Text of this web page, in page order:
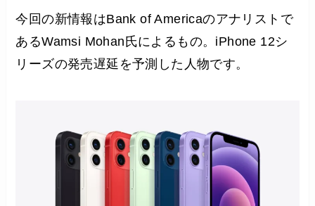
今回の新情報はBank of Americaのアナリストで
あるWamsi Mohan氏によるもの。iPhone 12シ
リーズの発売遅延を予測した人物です。